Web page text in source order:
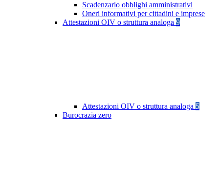
Scadenzario obblighi amministrativi
Oneri informativi per cittadini e imprese
Attestazioni OIV o struttura analoga 9
Attestazioni OIV o struttura analoga 5
Burocrazia zero